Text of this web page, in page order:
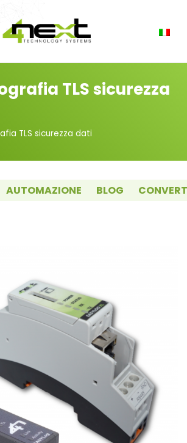
TLS sicurezza
TLS sicurezza dati
AUTOMAZIONE BLOG